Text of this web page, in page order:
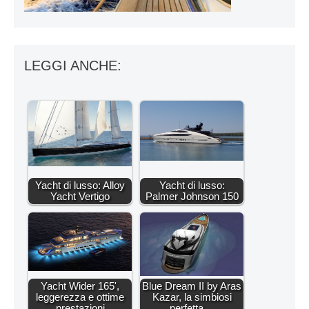
LEGGI ANCHE:
Yacht di lusso: Alloy
Yacht Vertigo
Yacht di lusso:
Palmer Johnson 150
Yacht Wider 165',
leggerezza e ottime
Blue Dream II by Aras
Kazar, la simbiosi